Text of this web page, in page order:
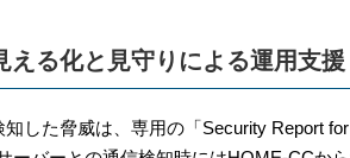
える化と見守りによる運用支援
した脅威は、専用の「Security Report